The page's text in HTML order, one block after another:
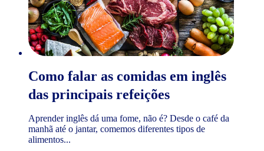
Como falar as comidas em inglês
das principais refeições
Aprender inglês dá uma fome, não é? Desde o café da
manhã até o jantar, comemos diferentes tipos de
alimentos...